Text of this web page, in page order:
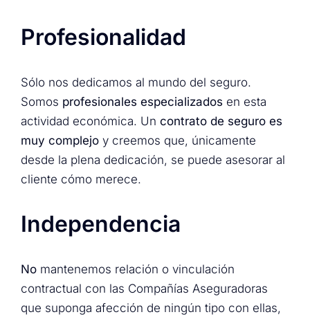
Profesionalidad
Sólo nos dedicamos al mundo del seguro.
Somos profesionales especializados en esta
actividad económica. Un contrato de seguro es
muy complejoy creemos que, únicamente
desde la plena dedicación, se puede asesorar al
cliente cómo merece.
Independencia
Nomantenemos relación o vinculación
contractual con las Compañías Aseguradoras
que suponga afección de ningún tipo con ellas,